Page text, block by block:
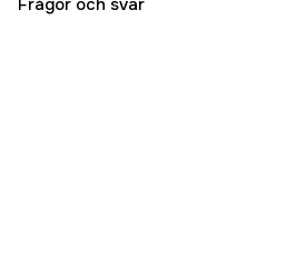
Frågor och svar